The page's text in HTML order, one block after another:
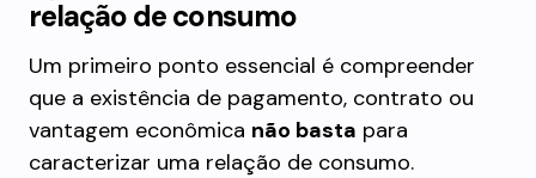
relação de consumo
Um primeiro ponto essencial é compreender
que a existência de pagamento, contrato ou
vantagem econômica não basta para
caracterizar uma relação de consumo.